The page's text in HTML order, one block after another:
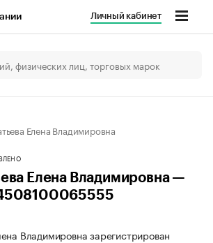
Личный кабинет
Елена Владимировна
Елена Владимировна —
Владимировна зарегистрирован